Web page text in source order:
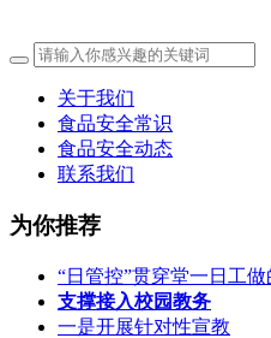
关于我们
食品安全常识
食品安全动态
联系我们
为你推荐
“日管控”贯穿堂一日工
支撑接入校园教务
一是开展针对性宣教